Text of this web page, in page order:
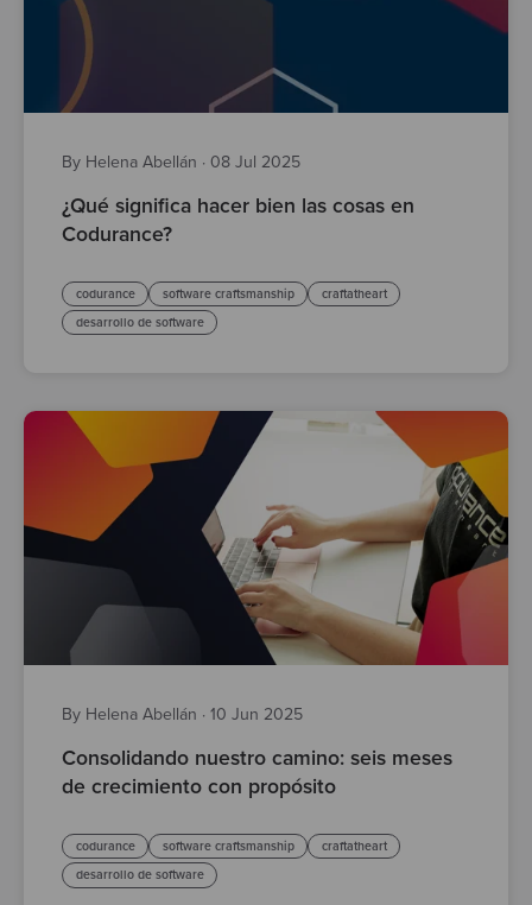
By Helena Abellán · 08 Jul 2025
¿Qué significa hacer bien las cosas en
Codurance?
codurance software craftsmanship
craftatheart
desarrollo de software
By Helena Abellán · 10 Jun 2025
Consolidando nuestro camino: seis meses
de crecimiento con propósito
codurance software craftsmanship
craftatheart
desarrollo de software